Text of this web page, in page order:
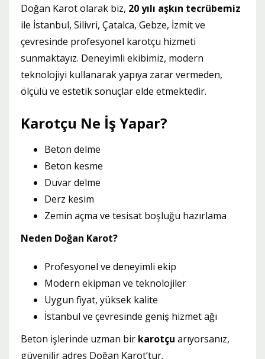
Doğan Karot olarak biz, 20 yılı aşkın tecrübemiz
ile İstanbul, Silivri, Çatalca, Gebze, İzmit ve
çevresinde profesyonel karotçu hizmeti
sunmaktayız. Deneyimli ekibimiz, modern
teknolojiyi kullanarak yapıya zarar vermeden,
ölçülü ve estetik sonuçlar elde etmektedir.
Karotçu Ne İş Yapar?
Beton delme
Beton kesme
Duvar delme
Derz kesim
Zemin açma ve tesisat boşluğu hazırlama
Neden Doğan Karot?
Profesyonel ve deneyimli ekip
Modern ekipman ve teknolojiler
Uygun fiyat, yüksek kalite
İstanbul ve çevresinde geniş hizmet ağı
Beton işlerinde uzman bir karotçu arıyorsanız,
güvenilir adres Doğan Karot’tur.